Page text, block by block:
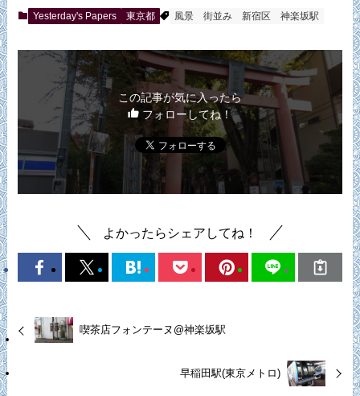
Yesterday's Papers 東京都 風景 街並み 新宿区 神楽坂駅
この記事が気に入ったら
フォローしてね！
よかったらシェアしてね！
喫茶店フォンテーヌ@神楽坂駅
早稲田駅(東京メトロ)